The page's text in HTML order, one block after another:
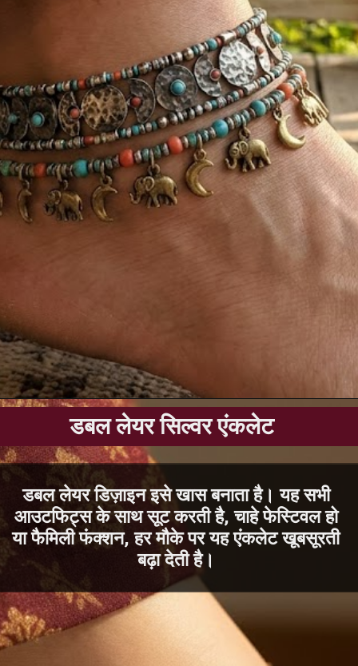
डबल लेयर डिज़ाइन इसे खास बनाता है। यह सभी
आउटफिट्स के साथ सूट करती है, चाहे फेस्टिवल हो
या फैमिली फंक्शन, हर मौके पर यह एंकलेट खूबसूरती
बढ़ा देती है।
डबल लेयर सिल्वर एंकलेट